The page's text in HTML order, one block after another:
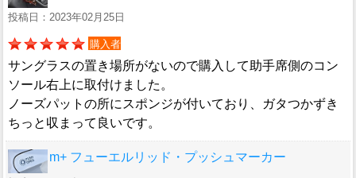
投稿日：2023年02月25日
購入者
サングラスの置き場所がないので購入して助手席側のコン
ソール右上に取付けました。
ノーズパットの所にスポンジが付いており、ガタつかずき
ちっと収まって良いです。
m+ フューエルリッド・プッシュマーカー